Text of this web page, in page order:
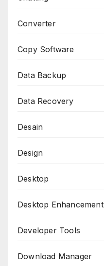
Converter
Copy Software
Data Backup
Data Recovery
Desain
Design
Desktop
Desktop Enhancement
Developer Tools
Download Manager